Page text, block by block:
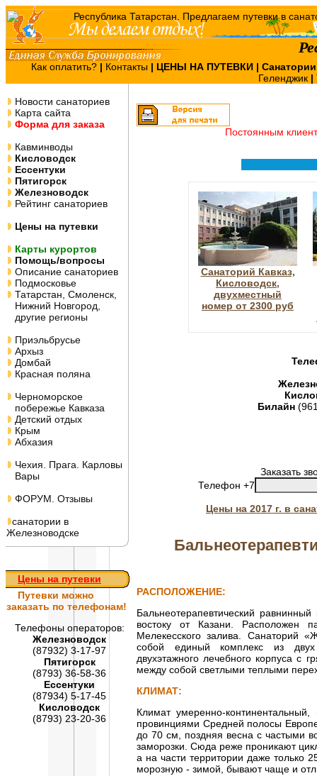
Как оплатить? | Контакты | ЦЕНЫ НА ПУТЕВКИ |
Геленджик |
Новости санаториев
Карта сайта
Форма для заказа
Кавминводы
Кисловодск
Ессентуки
Пятигорск
Железноводск
Рейтинг санаториев
Цены на путевки
Карты курортов
Помощь/вопросы
Описание санаториев
Подмосковье
Татарстан, Смоленск,
Нижний Новгород,
другие регионы
Приэльбрусье
Архыз
Домбай
Красная поляна
Черноморское
побережье Кавказа
Детский отдых
Крым
Абхазия
Чехия. Прага. Карловы
Вары
ФОРУМ. Отзывы
санатории в
Железноводске
Цены на путевки
Путевки можно
заказать по телефонам!
Телефоны операторов:
Железноводск
(87932) 3-17-97
Пятигорск
(8793) 36-58-36
Ессентуки
(87934) 5-17-45
Кисловодск
(8793) 23-20-36
Постоянным
Санаторий Кавказ,
Кисловодск,
двухместный
номер от 2300 руб
Билайн
Заказать
Телефон +7
Цены на 2017 г. в
РАСПОЛОЖЕНИЕ:
Бальнеотерапевтический
востоку от Казани. Расположен
Мелекесского залива. Санаторий
собой единый комплекс из двух
двухэтажного лечебного корпуса с
между собой светлыми теплыми
КЛИМАТ:
Климат умеренно-
провинциями Средней полосы
до 70 см, поздняя весна с частыми
заморозки. Сюда реже проникают
а на части территории даже только
морозную - зимой, бывают чаще и